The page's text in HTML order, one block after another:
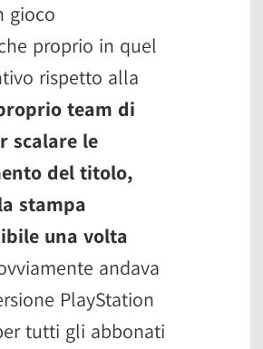
gioco
proprio in quel
rispetto alla
team di
scalare le
del titolo,
stampa
una volta
andava
PlayStation
tutti gli abbonati